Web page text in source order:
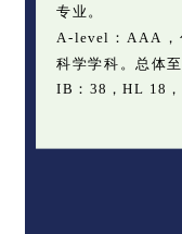
专业。
A-level：AAA，
科学学科。总体
IB：38，HL 18